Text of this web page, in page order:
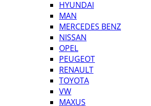
HYUNDAI
MAN
MERCEDES BENZ
NISSAN
OPEL
PEUGEOT
RENAULT
TOYOTA
VW
MAXUS